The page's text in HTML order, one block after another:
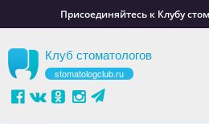
Присоединяйтесь к Клубу
Клуб стоматологов
stomatologclub.ru